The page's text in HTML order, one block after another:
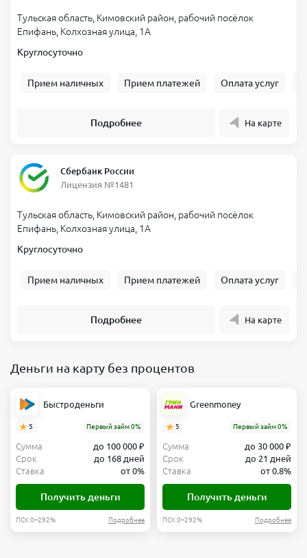
Тульская область, Кимовский район, рабочий посёлок
Епифань, Колхозная улица, 1А
Круглосуточно
Прием наличных Прием платежей Оплата услуг
Подробнее На карте
Сбербанк России
Лицензия №1481
Тульская область, Кимовский район, рабочий посёлок
Епифань, Колхозная улица, 1А
Круглосуточно
Прием наличных Прием платежей Оплата услуг
Подробнее На карте
Деньги на карту без процентов
Быстроденьги
5 Первый займ 0%
Сумма
до 100 000 ₽
Срок
до 168 дней
Ставка
от 0%
Получить деньги
ПСК 0–292% Подробнее
Greenmoney
5 Первый займ 0%
Сумма
до 30 000 ₽
Срок
до 21 дней
Ставка
от 0.8%
Получить деньги
ПСК 0–292% Подробнее